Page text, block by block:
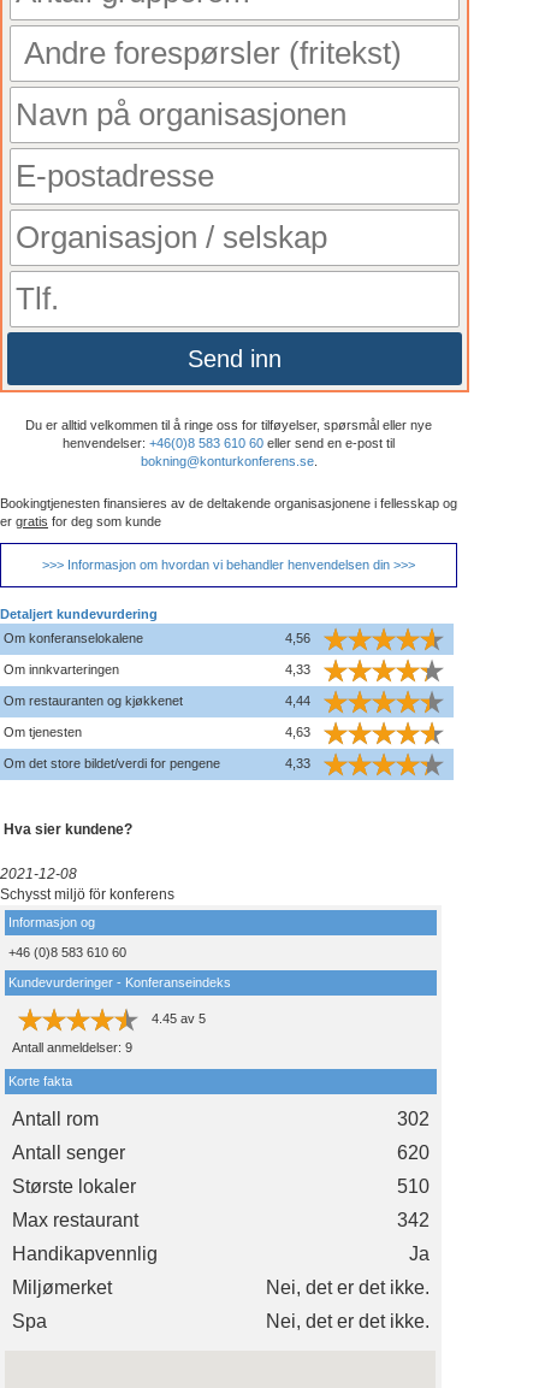
Send inn
Du er alltid velkommen til å ringe oss for tilføyelser, spørsmål eller nye
henvendelser: +46(0)8 583 610 60 eller send en e-post til
bokning@konturkonferens.se.
Bookingtjenesten finansieres av de deltakende organisasjonene i fellesskap og
er gratis for deg som kunde
>>> Informasjon om hvordan vi behandler henvendelsen din >>>
Detaljert kundevurdering
Om konferanselokalene
4,56
Om innkvarteringen 4,33
Om restauranten og kjøkkenet 4,44
Om tjenesten 4,63
Om det store bildet/verdi for pengene 4,33
Hva sier kundene?
2021-12-08
Schysst miljö för konferens
Informasjon og
+46 (0)8 583 610 60
Kundevurderinger - Konferanseindeks
4.45 av 5
Antall anmeldelser: 9
Korte fakta
Antall rom
302
Antall senger
620
Største lokaler
510
Max restaurant
342
Handikapvennlig
Ja
Miljømerket
Nei, det er det ikke.
Spa
Nei, det er det ikke.